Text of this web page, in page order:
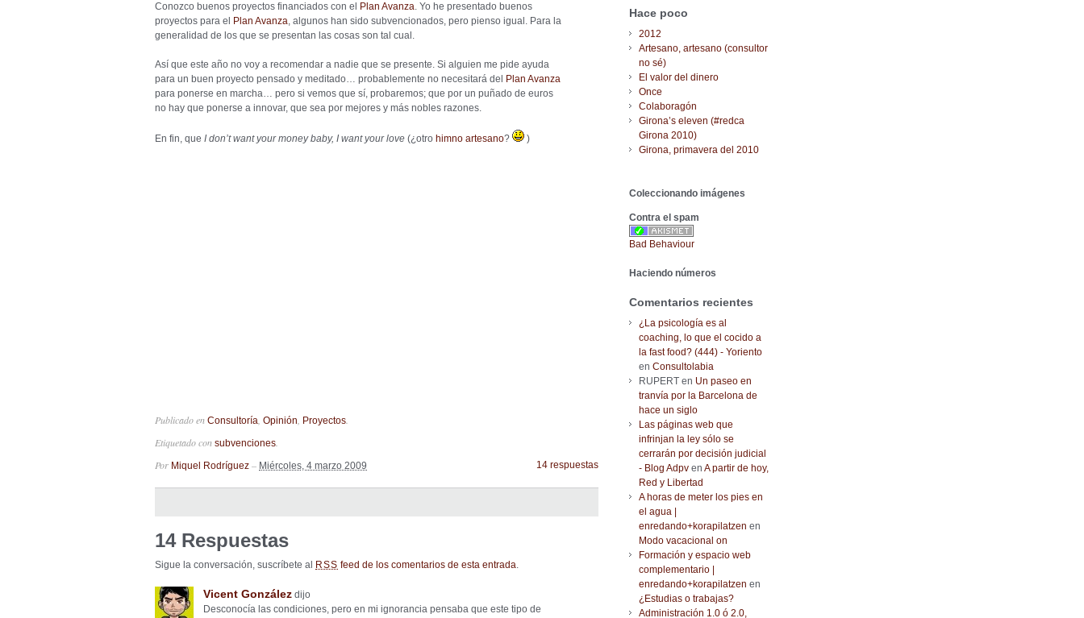
Conozco buenos proyectos financiados con el Plan Avanza. Yo he presentado buenos
proyectos para el
Plan Avanza, algunos han sido subvencionados, pero pienso igual. Para la
generalidad de los que se presentan las cosas son tal cual.
Así que este año no voy a recomendar a nadie que se presente. Si alguien me pide ayuda
para un buen proyecto pensado y meditado… probablemente no necesitará del
Plan Avanza
para ponerse en marcha… pero si vemos que sí, probaremos; que por un puñado de euros
no hay que ponerse a innovar, que sea por mejores y más nobles razones.
En fin, que I don’t want your money baby, I want your love (¿otro himno artesano? )
Publicado en Consultoría Opinión Proyectos
Etiquetado con subvenciones
14 respuestas
Por Miquel Rodríguez – Miércoles, 4 marzo 2009
14 Respuestas
Sigue la conversación, suscríbete al RSS feed de los comentarios de esta entrada.
Vicent González dijo
Desconocía las condiciones, pero en mi ignorancia pensaba que este tipo de
Hace poco
2012
Artesano, artesano (consultor
no sé)
El valor del dinero
Once
Colaboragón
Girona’s eleven (#redca
Girona 2010)
Girona, primavera del 2010
Coleccionando imágenes
Contra el spam
Bad Behaviour
Haciendo números
Comentarios recientes
¿La psicología es al
coaching, lo que el cocido a
la fast food? (444) - Yoriento
en Consultolabia
RUPERT en Un paseo en
tranvía por la Barcelona de
hace un siglo
Las páginas web que
infrinjan la ley sólo se
cerrarán por decisión judicial
- Blog Adpv en A partir de hoy,
Red y Libertad
A horas de meter los pies en
el agua |
enredando+korapilatzen en
Modo vacacional on
Formación y espacio web
complementario |
enredando+korapilatzen en
¿Estudias o trabajas?
Administración 1.0 ó 2.0,